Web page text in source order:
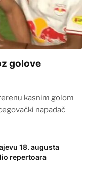
golove
kasnim golom
napadač
18. augusta
repertoara